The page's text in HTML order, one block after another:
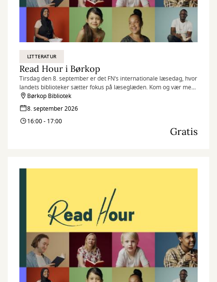
LITTERATUR
Read Hour i Børkop
Tirsdag den 8. september er det FN’s internationale læsedag, hvor
landets biblioteker sætter fokus på læseglæden. Kom og vær med,
når vi markerer dagen på flere af vores biblioteker med Read
Hour, hvor vi læser så meget, som vi kan på én time.
Børkop Bibliotek
8. september 2026
16:00 - 17:00
Gratis